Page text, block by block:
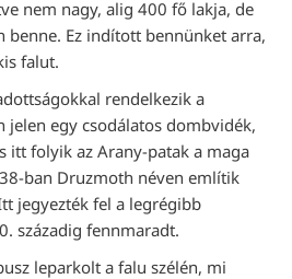
nem nagy, alig 400 fő lakja, de
benne. Ez indított bennünket arra,
falut.
rendelkezik a
jelen egy csodálatos dombvidék,
itt folyik az Arany-patak a maga
ban Druzmoth néven említik
jegyezték fel a legrégibb
századig fennmaradt.
leparkolt a falu szélén, mi